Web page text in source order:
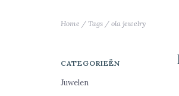
Home / Tags / ola jewelry
CATEGORIEËN
Juwelen